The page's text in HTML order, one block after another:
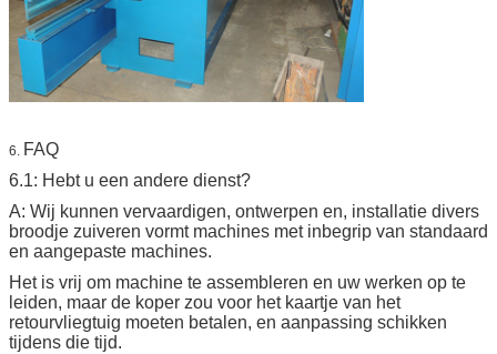
6. FAQ
6.1: Hebt u een andere dienst?
A: Wij kunnen vervaardigen, ontwerpen en, installatie divers
broodje zuiveren vormt machines met inbegrip van standaard
en aangepaste machines.
Het is vrij om machine te assembleren en uw werken op te
leiden, maar de koper zou voor het kaartje van het
retourvliegtuig moeten betalen, en aanpassing schikken
tijdens die tijd.